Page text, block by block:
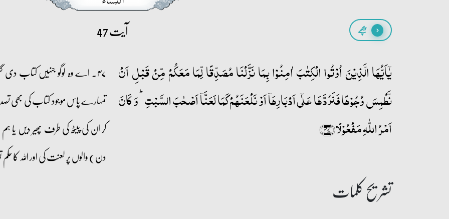
پیچھے آیت 47
یٰۤاَیُّہَا الَّذِیۡنَ اُوۡتُوا الۡکِتٰبَ اٰمِنُوۡا بِمَا نَزَّلۡنَا مُصَدِّقًا لِّمَا مَعَکُمۡ مِّنۡ قَبۡلِ اَنۡ
نَّطۡمِسَ وُجُوۡہًا فَنَرُدَّہَا عَلٰۤی اَدۡبَارِہَاۤ اَوۡ نَلۡعَنَہُمۡ کَمَا لَعَنَّاۤ اَصۡحٰبَ السَّبۡتِ ؕ وَ کَانَ
اَمۡرُ اللّٰہِ مَفۡعُوۡلًا﴿۴۷﴾
۴۷۔ اے وہ لوگو جنہیں کتاب
تمہارے پاس موجود کتاب کی بھی
کر ان کی پیٹھ کی طرف پھیر
دن) والوں پر لعنت کی اور اللہ کا
تشریح کلمات